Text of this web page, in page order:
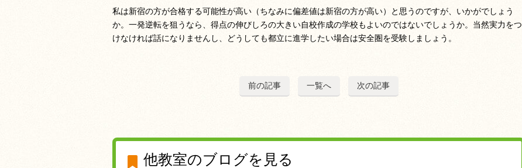
私は新宿の方が合格する可能性が高い（ちなみに偏差値は新宿の方が高い）と思うのですが、いかがでしょう
か。一発逆転を狙うなら、得点の伸びしろの大きい自校作成の学校もよいのではないでしょうか。当然実力をつ
けなければ話になりませんし、どうしても都立に進学したい場合は安全圏を受験しましょう。
前の記事 一覧へ 次の記事
他教室のブログを見る